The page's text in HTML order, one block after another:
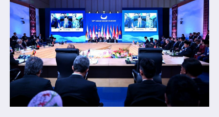
Pelatihan Signal Radio untuk Misi Pertahanan Udara dan
Radar
Menkeu Purbaya Instruksikan Penyelarasan Aturan KEK
untuk Perkuat Daya Saing Industri Dalam Negeri
Mentan Amran Pacu Produksi Gula Nasional, Target
Swasembada Gula Putih Dua Tahun dan Tembus 3 Juta
Ton
Menlu Sugiono Tekankan Inovasi sebagai Kunci
Penguatan Kerja Sama Konkret ASEAN Plus Three
Latma ORRUDA 2026 di Vladivostok Perkuat Diplomasi
Maritim TNI AL dan Rusia
Latihan DACT di Exercise Pitch Black 2026 Tingkatkan
Kesiapan Tempur Penerbang TNI AU
Menlu Sugiono: “Kekuatan Ekonomi ASEAN-RRT Harus
Menjadi Penopang Stabilitas Kawasan”
ASEAN dan Amerika Serikat Perkuat Kemitraan untuk